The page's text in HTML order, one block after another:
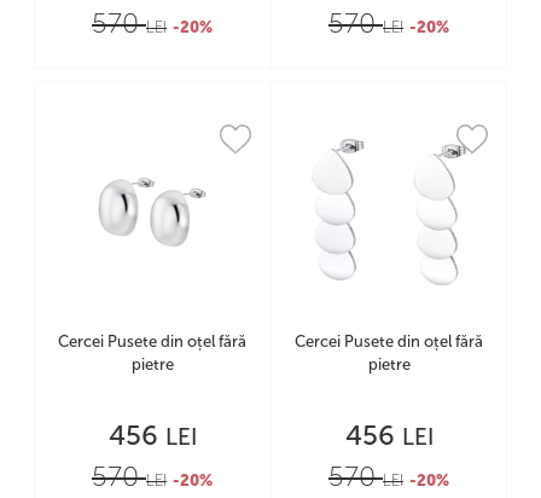
570LEI -20% 570LEI -20%
Cercei Pusete din oțel fără
pietre
456 LEI
570LEI -20%
Cercei Pusete din oțel fără
pietre
456 LEI
570LEI -20%